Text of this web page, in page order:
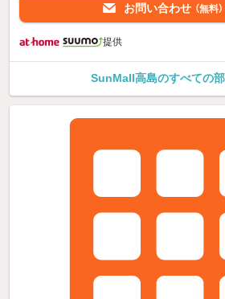
お問い合わせ （無料）
提供
SunMall高島のすべての